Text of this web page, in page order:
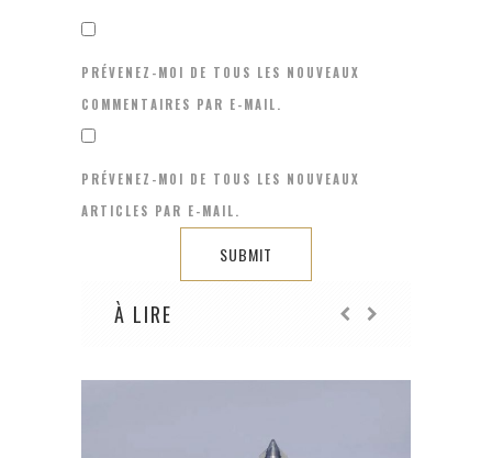
PRÉVENEZ-MOI DE TOUS LES NOUVEAUX
COMMENTAIRES PAR E-MAIL.
PRÉVENEZ-MOI DE TOUS LES NOUVEAUX
ARTICLES PAR E-MAIL.
À LIRE